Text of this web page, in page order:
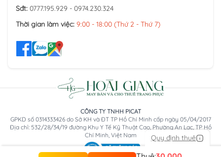
Quy định thuê
Sđt: 0777.195.929 - 0974.230.324
Thời gian làm việc: 9:00 - 18:00 (Thứ 2 - Thứ 7)
CÔNG TY TNHH PICAT
GPKD số 0314333426 do Sở KH và ĐT TP Hồ Chí Minh cấp ngày 05/04/2017
Địa chỉ: 532/28/34/19 đường Khu Y Tế Kỹ Thuật Cao, Phường An Lạc, TP Hồ
Chí Minh, Việt Nam